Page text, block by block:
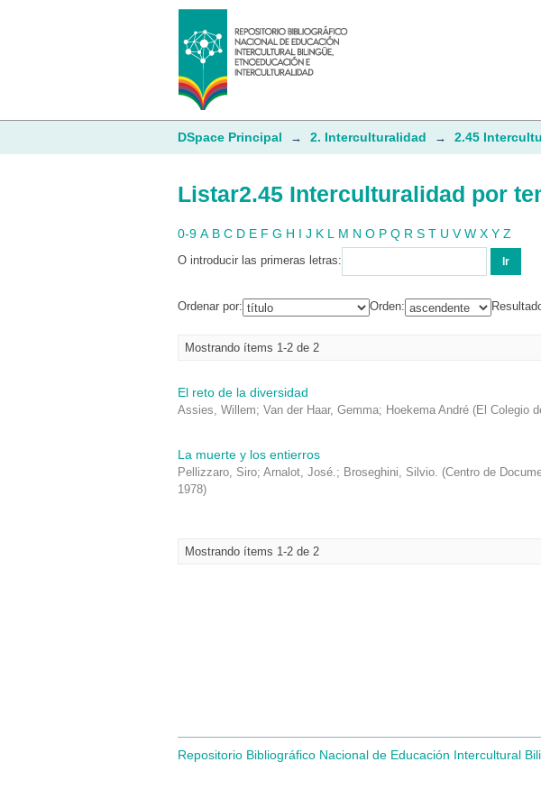
Listar2.45 Interculturalidad por
DSpace Principal → 2. Interculturalidad → 2.45
Listar2.45 Interculturalidad por
0-9 A B C D E F G H I J K L M N O P Q R S T U V W X Y Z
O introducir las primeras letras:
Ordenar por: Orden:
Mostrando ítems 1-2 de 2
El reto de la diversidad
Assies, Willem; Van der Haar, Gemma; Hoekema André (El Colegio
La muerte y los entierros
Pellizzaro, Siro; Arnalot, José.; Broseghini, Silvio. (Centro de
1978)
Mostrando ítems 1-2 de 2
Repositorio Bibliográfico Nacional de Educación Intercultural